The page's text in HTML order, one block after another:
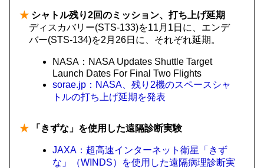
★ シャトル残り2回のミッション、打ち上げ延期
ディスカバリー(STS-133)を11月1日に、エンデ
バー(STS-134)を2月26日に、それぞれ延期。
NASA：NASA Updates Shuttle Target
Launch Dates For Final Two Flights
sorae.jp：NASA、残り2機のスペースシャ
トルの打ち上げ延期を発表
★ 「きずな」を使用した遠隔診断実験
JAXA：超高速インターネット衛星「きず
な」（WINDS）を使用した遠隔病理診断実